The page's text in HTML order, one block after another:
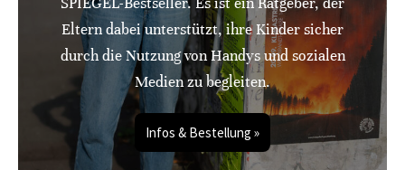
Eltern dabei unterstützt, ihre Kinder sicher
durch die Nutzung von Handys und sozialen
Medien zu begleiten.
Infos & Bestellung »